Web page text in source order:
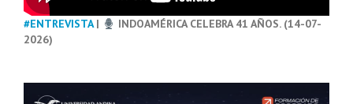
#ENTREVISTA|
INDOAMÉRICA CELEBRA 41 AÑOS. (14-07-
2026)